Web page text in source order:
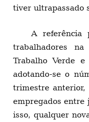
tiver ultrapassado
A referência
trabalhadores
Trabalho Verde
adotando-se o
trimestre anterior,
empregados entre
isso, qualquer